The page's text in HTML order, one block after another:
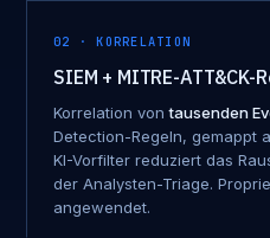
02 · KORRELATION
SIEM + MITRE-ATT&CK-
Korrelation vontausenden
Detection-Regeln, gemappt
KI-Vorfilter reduziert das
der Analysten-Triage.
angewendet.